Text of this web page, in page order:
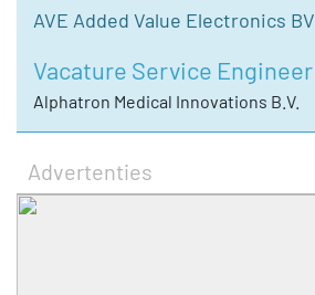
AVE Added Value Electronics BV
Vacature Service Engineer
Alphatron Medical Innovations B.V.
Advertenties